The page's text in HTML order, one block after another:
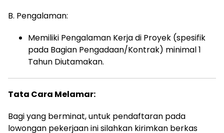
B. Pengalaman:
Memiliki Pengalaman Kerja di Proyek (spesifik
pada Bagian Pengadaan/Kontrak) minimal 1
Tahun Diutamakan.
Tata Cara Melamar:
Bagi yang berminat, untuk pendaftaran pada
lowongan pekerjaan ini silahkan kirimkan berkas